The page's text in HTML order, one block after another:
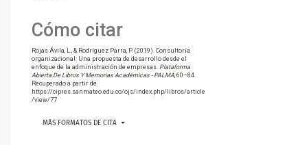
Cómo citar
Rojas Ávila, L., & Rodríguez Parra, P. (2019). Consultoría
organizacional: Una propuesta de desarrollo desde el
enfoque de la administración de empresas. Plataforma
Abierta De Libros Y Memorias Académicas - PALMA, 60–84.
Recuperado a partir de
https://cipres.sanmateo.edu.co/ojs/index.php/libros/article
/view/77
MÁS FORMATOS DE CITA